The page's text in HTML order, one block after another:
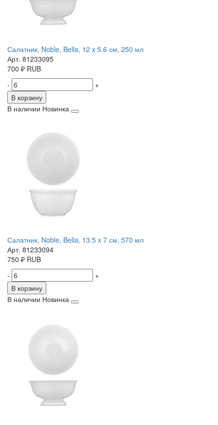
Салатник, Noble, Bella, 12 x 5.6 см, 250 мл
Арт. 81233095
700 ₽ RUB
-
+
В корзину
В наличии Новинка
Салатник, Noble, Bella, 13.5 x 7 см, 570 мл
Арт. 81233094
750 ₽ RUB
-
+
В корзину
В наличии Новинка